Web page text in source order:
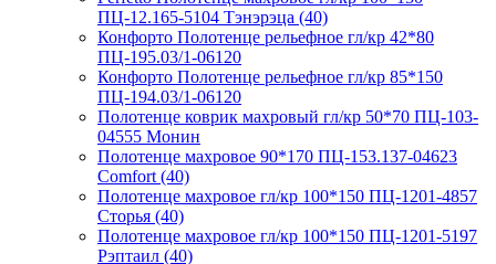
ПЦ-12.165-5104 Тэнэрэца (40)
Конфорто Полотенце рельефное гл/кр 42*80
ПЦ-195.03/1-06120
Конфорто Полотенце рельефное гл/кр 85*150
ПЦ-194.03/1-06120
Полотенце коврик махровый гл/кр 50*70 ПЦ-103-
04555 Монин
Полотенце махровое 90*170 ПЦ-153.137-04623
Comfort (40)
Полотенце махровое гл/кр 100*150 ПЦ-1201-4857
Сторья (40)
Полотенце махровое гл/кр 100*150 ПЦ-1201-5197
Рэптаил (40)